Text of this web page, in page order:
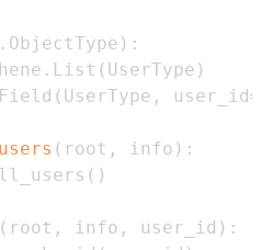
. ObjectType ) :
. List ( UserType )
Field ( UserType , user_id=
( root , info ) :
( )
( root , info , user_id ) :